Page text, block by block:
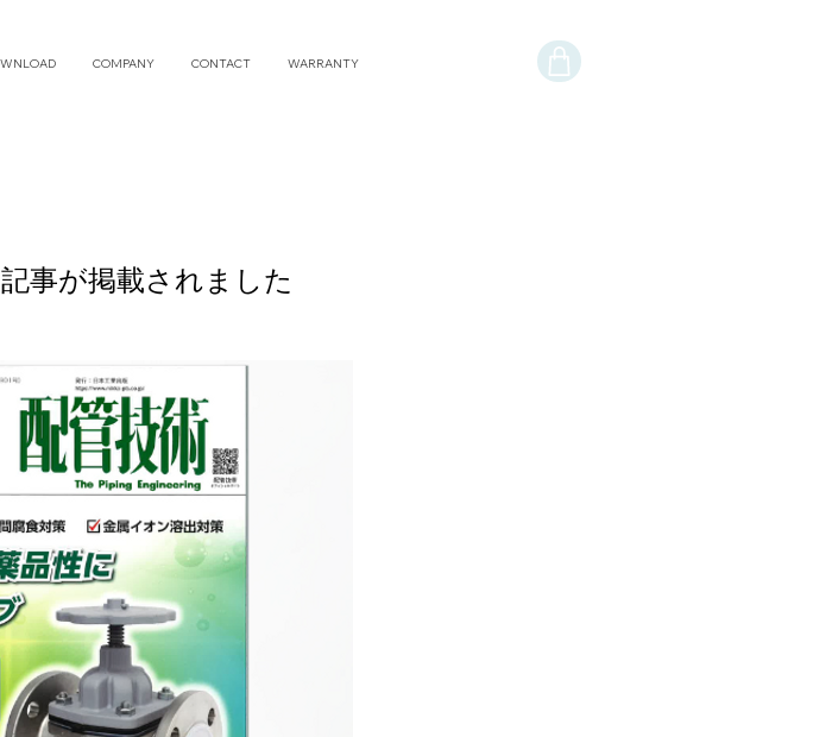
COMPANY CONTACT WARRANTY
事が掲載されました